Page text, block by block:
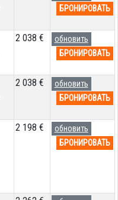
БРОНИРОВАТЬ
2 038 €
обновить
БРОНИРОВАТЬ
2 038 €
обновить
БРОНИРОВАТЬ
2 198 €
обновить
БРОНИРОВАТЬ